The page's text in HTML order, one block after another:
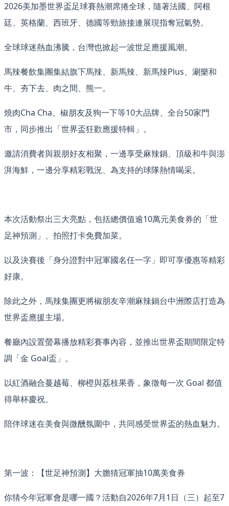
2026美加墨世界盃足球賽熱潮席捲全球，隨著法國、阿根
廷、英格蘭、西班牙、德國等勁旅接連展現指奪冠氣勢。
全球球迷熱血沸騰，台灣也掀起一波世足應援風潮。
馬辣餐飲集團集結旗下馬辣、新馬辣、新馬辣Plus、涮樂和
牛、夯下去、肉之間、熊一。
燒肉Cha Cha、椒朋友及狗一下等10大品牌、全台50家門
市，同步推出「世界盃狂歡應援特輯」。
邀請消費者與親朋好友相聚，一邊享受麻辣鍋、頂級和牛與澎
湃海鮮，一邊分享精彩戰況、為支持的球隊熱情喝采。
本次活動祭出三大亮點，包括總價值逾10萬元美食券的「世
足神預測」、拍照打卡免費加菜。
以及決賽後「身分證對中冠軍國名任一字」即可享優惠等精彩
好康。
除此之外，馬辣集團更將椒朋友辛潮麻辣鍋台中洲際店打造為
世界盃應援主場。
餐廳內設置螢幕播放精彩賽事內容，並推出世界盃期間限定特
調「金 Goal盃」。
以紅酒融合蔓越莓、柳橙與荔枝果香，象徵每一次 Goal 都值
得舉杯慶祝。
陪伴球迷在美食與微醺氛圍中，共同感受世界盃的熱血魅力。
第一波：【世足神預測】大膽猜冠軍抽10萬美食券
你猜今年冠軍會是哪一國？活動自2026年7月1日（三）起至7